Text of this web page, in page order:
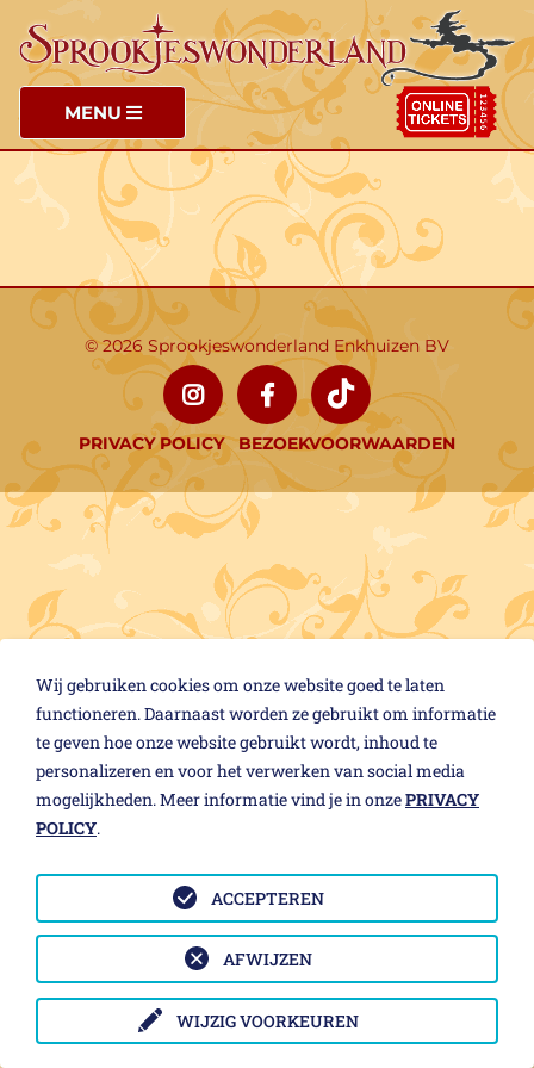
MENU
© 2026 Sprookjeswonderland Enkhuizen BV
PRIVACY POLICY BEZOEKVOORWAARDEN
Wij gebruiken cookies om onze website goed te laten
functioneren. Daarnaast worden ze gebruikt om informatie
te geven hoe onze website gebruikt wordt, inhoud te
personalizeren en voor het verwerken van social media
mogelijkheden. Meer informatie vind je in onzePRIVACY
POLICY.
WIJZIG VOORKEUREN
AFWIJZEN
ACCEPTEREN